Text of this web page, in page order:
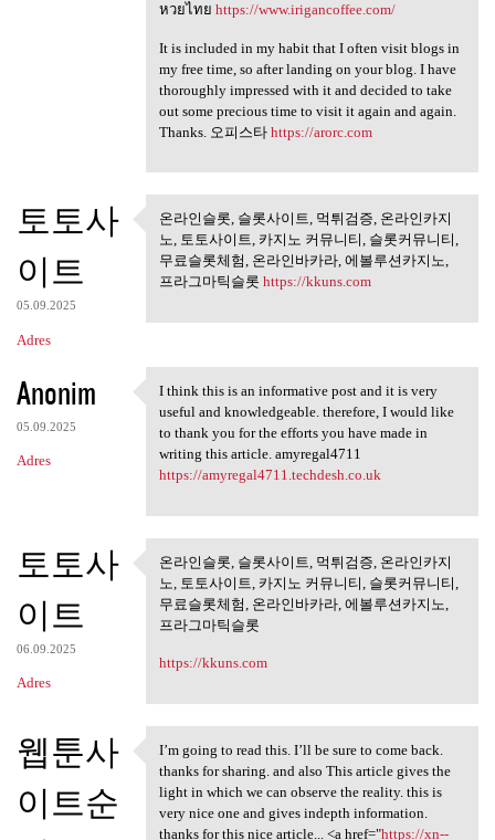
หวยไทย https://www.irigancoffee.com/
It is included in my habit that I often visit blogs in
my free time, so after landing on your blog. I have
thoroughly impressed with it and decided to take
out some precious time to visit it again and again.
Thanks. 오피스타 https://arorc.com
토토사
이트
05.09.2025
Adres
온라인슬롯, 슬롯사이트, 먹튀검
증, 온라인카지노,
온라인슬롯, 슬롯사이트, 먹튀검증, 온라인카지
노, 토토사이트, 카지노 커뮤니티, 슬롯커뮤니티,
무료슬롯체험, 온라인바카라, 에볼루션카지노,
프라그마틱슬롯 https://kkuns.com
Anonim
05.09.2025
Adres
I think this is an
I think this is an informative post and it is very
useful and knowledgeable. therefore, I would like
to thank you for the efforts you have made in
writing this article. amyregal4711
https://amyregal4711.techdesh.co.uk
토토사
이트
06.09.2025
Adres
온라인슬롯, 슬롯사이트, 먹튀검
증, 온라인카지노,
온라인슬롯, 슬롯사이트, 먹튀검증, 온라인카지
노, 토토사이트, 카지노 커뮤니티, 슬롯커뮤니티,
무료슬롯체험, 온라인바카라, 에볼루션카지노,
프라그마틱슬롯
https://kkuns.com
웹툰사
이트순
I’m going to read this. I’ll
I’m going to read this. I’ll be sure to come back.
thanks for sharing. and also This article gives the
light in which we can observe the reality. this is
very nice one and gives indepth information.
thanks for this nice article... <a href="https://xn--